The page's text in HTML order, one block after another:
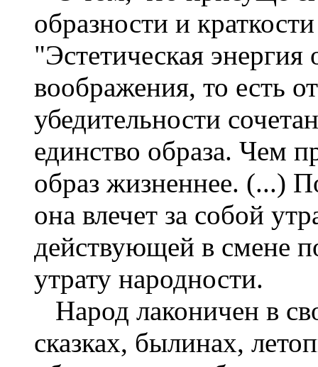
образности и
"Эстетическая энергия
воображения, то есть
убедительности
единство образа. Чем
образ жизненнее. (...)
она влечет за собой
действующей в смене
утрату народности.
Народ лаконичен в
сказках, былинах,